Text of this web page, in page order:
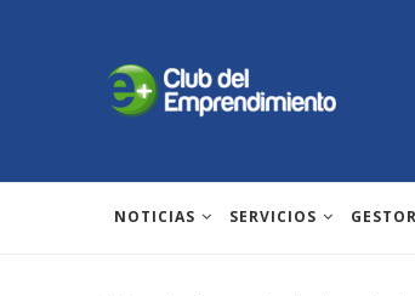
NOTICIAS SERVICIOS